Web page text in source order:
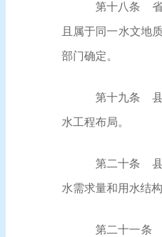
第十八条 省
且属于同一水文地
部门确定。
第十九条 县
水工程布局。
第二十条 县
水需求量和用水结
第二十一条